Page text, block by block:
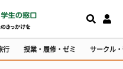
行 授業・履修・ゼミ サークル